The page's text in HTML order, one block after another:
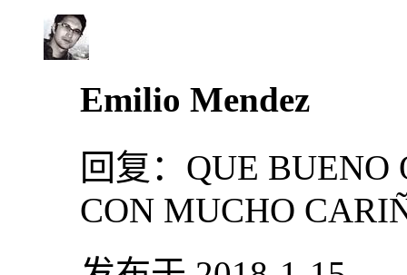
Emilio Mendez
回复： QUE BUENO
CON MUCHO